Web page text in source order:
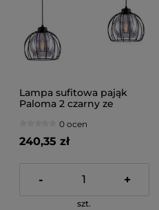
Lampa sufitowa pająk
Paloma 2 czarny ze
0 ocen
240,35 zł
- +
szt.